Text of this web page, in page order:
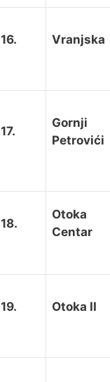
16. Vranjska
17.
Gornji
Petrovići
18.
Otoka
Centar
19. Otoka II